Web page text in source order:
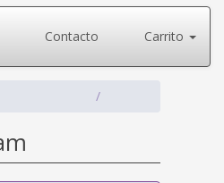
Contacto Carrito